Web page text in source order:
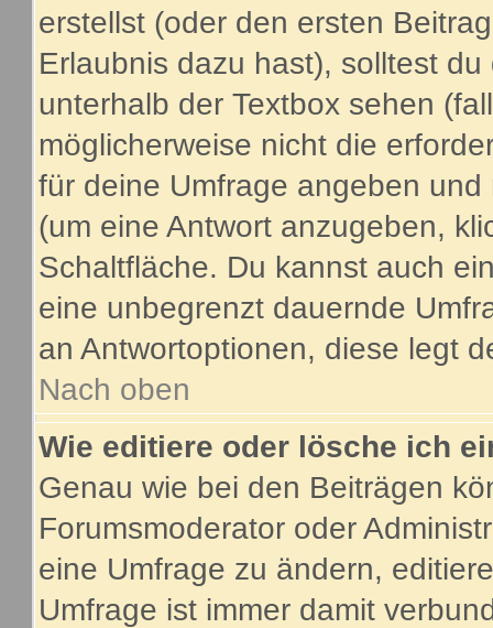
erstellst (oder den ersten
Erlaubnis dazu hast), solltest
unterhalb der Textbox sehen
möglicherweise nicht die
für deine Umfrage angeben
(um eine Antwort anzugeben,
Schaltfläche. Du kannst auch
eine unbegrenzt dauernde
an Antwortoptionen, diese legt
Nach oben
Wie editiere oder lösche ich
Genau wie bei den Beiträgen
Forumsmoderator oder
eine Umfrage zu ändern,
Umfrage ist immer damit